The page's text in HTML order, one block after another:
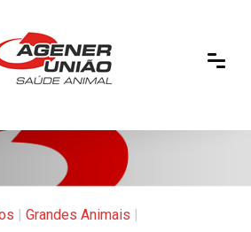
| Grandes Animais |